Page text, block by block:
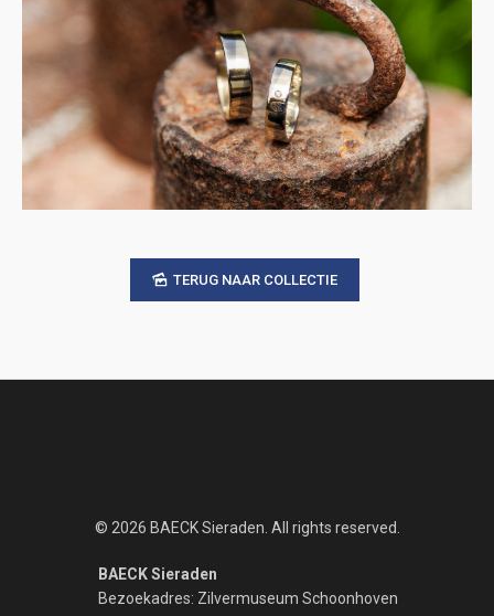
TERUG NAAR COLLECTIE
© 2026 BAECK Sieraden. All rights reserved.
BAECK Sieraden
Bezoekadres: Zilvermuseum Schoonhoven